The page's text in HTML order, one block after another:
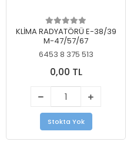
KLİMA RADYATÖRÜ E-38/39
M-47/57/67
6453 8 375 513
0,00 TL
Stokta Yok